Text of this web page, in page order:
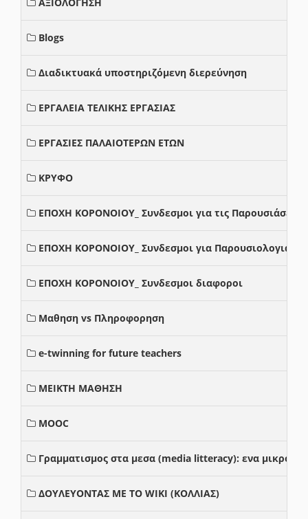
Blogs
Διαδικτυακά υποστηριζόμενη διερεύνηση
ΕΡΓΑΛΕΙΑ ΤΕΛΙΚΗΣ ΕΡΓΑΣΙΑΣ
ΕΡΓΑΣΙΕΣ ΠΑΛΑΙΟΤΕΡΩΝ ΕΤΩΝ
ΚΡΥΦΟ
ΕΠΟΧΗ ΚΟΡΟΝΟΙΟΥ_ Συνδεσμοι για τις Παρουσιάσεις
ΕΠΟΧΗ ΚΟΡΟΝΟΙΟΥ_ Συνδεσμοι για Παρουσιολογια
ΕΠΟΧΗ ΚΟΡΟΝΟΙΟΥ_ Συνδεσμοι διαφοροι
Μαθηση vs Πληροφορηση
e-twinning for future teachers
ΜΕΙΚΤΗ ΜΑΘΗΣΗ
MOOC
Γραμματισμος στα μεσα (media litteracy): ενα μικρο
ΔΟΥΛΕΥΟΝΤΑΣ ΜΕ ΤΟ WIKI (ΚΟΛΛΙΑΣ)